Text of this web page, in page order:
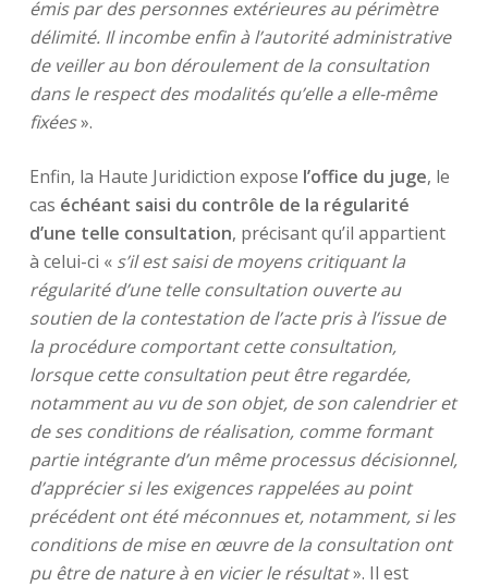
émis par des personnes extérieures au périmètre
délimité. Il incombe enfin à l’autorité administrative
de veiller au bon déroulement de la consultation
dans le respect des modalités qu’elle a elle-même
fixées».
Enfin, la Haute Juridiction expose l’office du juge, le
cas échéant saisi du contrôle de la régularité
d’une telle consultation, précisant qu’il appartient
à celui-ci « s’il est saisi de moyens critiquant la
régularité d’une telle consultation ouverte au
soutien de la contestation de l’acte pris à l’issue de
la procédure comportant cette consultation,
lorsque cette consultation peut être regardée,
notamment au vu de son objet, de son calendrier et
de ses conditions de réalisation, comme formant
partie intégrante d’un même processus décisionnel,
d’apprécier si les exigences rappelées au point
précédent ont été méconnues et, notamment, si les
conditions de mise en œuvre de la consultation ont
pu être de nature à en vicier le résultat». Il est